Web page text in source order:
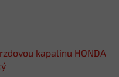
kapalinu HONDA